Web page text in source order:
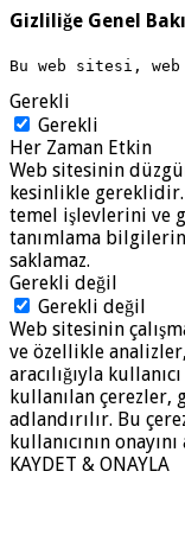
Gizliliğe Genel
Bu web sitesi,
Gerekli
Gerekli
Her Zaman Etkin
Web sitesinin
kesinlikle
temel işlevlerini ve
tanımlama
saklamaz.
Gerekli değil
Gerekli değil
Web sitesinin
ve özellikle
aracılığıyla
kullanılan çerezler,
adlandırılır. Bu
kullanıcının
KAYDET & ONAYLA